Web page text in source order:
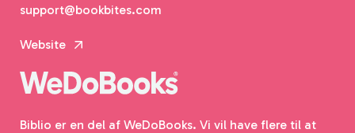
support@bookbites.com
Website
Biblio er en del af WeDoBooks. Vi vil have flere til at